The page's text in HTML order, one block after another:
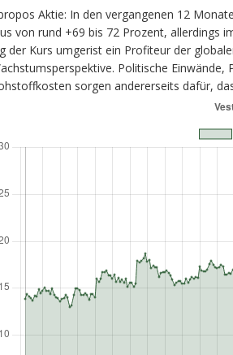
Aktie: In den vergangenen 12
von rund +69 bis 72 Prozent, allerdings
der Kurs umgerist ein Profiteur der
Politische Einwände,
sorgen andererseits dafür,